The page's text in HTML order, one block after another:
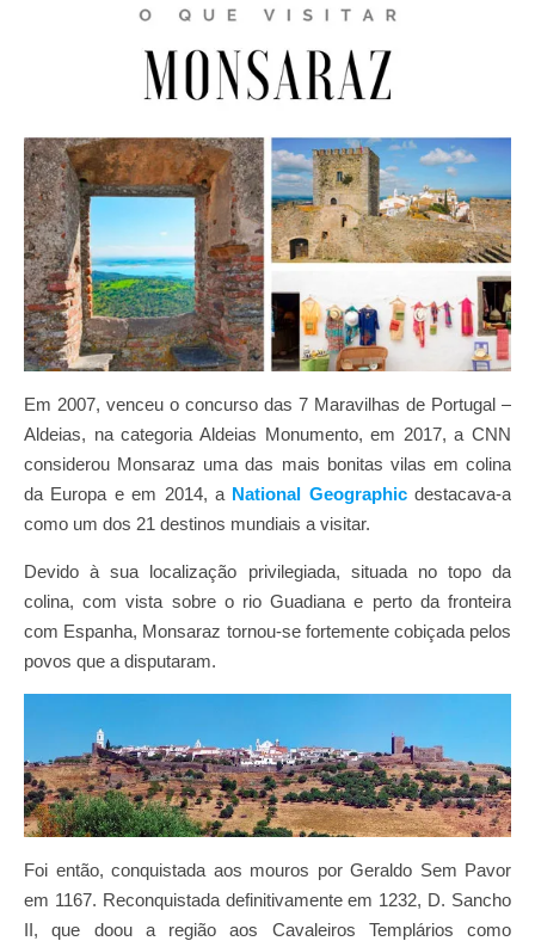
Em 2007, venceu o concurso das 7 Maravilhas de Portugal –
Aldeias, na categoria Aldeias Monumento, em 2017, a CNN
considerou Monsaraz uma das mais bonitas vilas em colina
da Europa e em 2014, a National Geographicdestacava-a
como um dos 21 destinos mundiais a visitar.
Devido à sua localização privilegiada, situada no topo da
colina, com vista sobre o rio Guadiana e perto da fronteira
com Espanha, Monsaraz tornou-se fortemente cobiçada pelos
povos que a disputaram.
Foi então, conquistada aos mouros por Geraldo Sem Pavor
em 1167. Reconquistada definitivamente em 1232, D. Sancho
II, que doou a região aos Cavaleiros Templários como